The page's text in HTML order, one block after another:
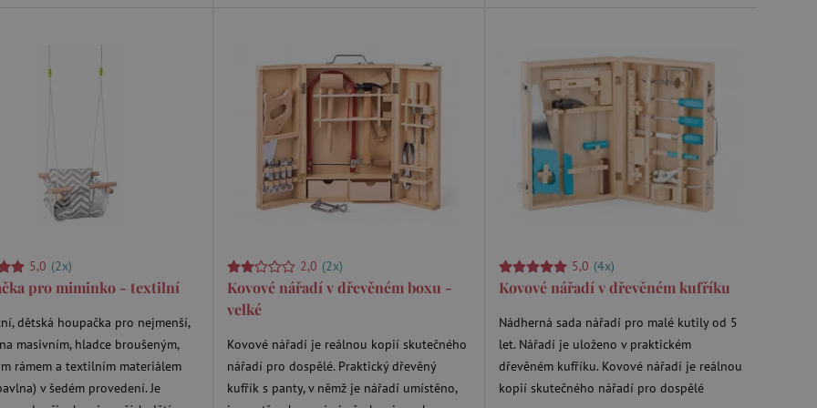
5,0 (2x)
pro miminko - textilní
dětská houpačka pro nejmenší,
masivním, hladce broušeným,
rámem a textilním materiálem
v šedém provedení. Je
2,0 (2x)
Kovové nářadí v dřevěném boxu -
velké
Kovové nářadí je reálnou kopií skutečného
nářadí pro dospělé. Praktický dřevěný
kufřík s panty, v němž je nářadí umístěno,
5,0 (4x)
Kovové nářadí v dřevěném kufříku
Nádherná sada nářadí pro malé kutily od 5
let. Nářadí je uloženo v praktickém
dřevěném kufříku. Kovové nářadí je reálnou
kopií skutečného nářadí pro dospělé
Cookie systému lugis box, který nám zajišťuje hledání na
webu
Tento soubor cookie se nastavuje ve vztahu k Pinterest
Marketing
Pro pokračující podporu lepivosti s případy použití CORS po
aktualizaci Chromium vytváříme další soubory cookie
lepivosti pro každou z těchto funkcí lepivosti založených na
trvání s názvem AWSALBCORS (ALB).
www.agatinsvet.cz OnLine chat
Tento cookie se používá k jedinečné identifikaci zařízení,
která mají přístup k webové stránce, aby sledovala používání
a zlepšila uživatelskou zkušenost.
www.agatinsvet.cz Zapamatování filtru produktů
/
Vyprší Popis
Provider Doména Vyprší Popis
Vyprší Popis